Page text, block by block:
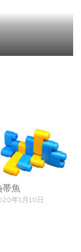
帯魚
年1月10日